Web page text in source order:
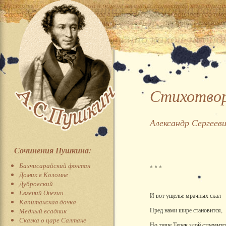
Сочинения Пушкина:
Бахчисарайский фонтан
Домик в Коломне
Дубровский
Евгений Онегин
Капитанская дочка
Медный всадник
Сказка о царе Салтане
Александр
* * *
И вот ущелье мрачных скал
Пред намишире становится,